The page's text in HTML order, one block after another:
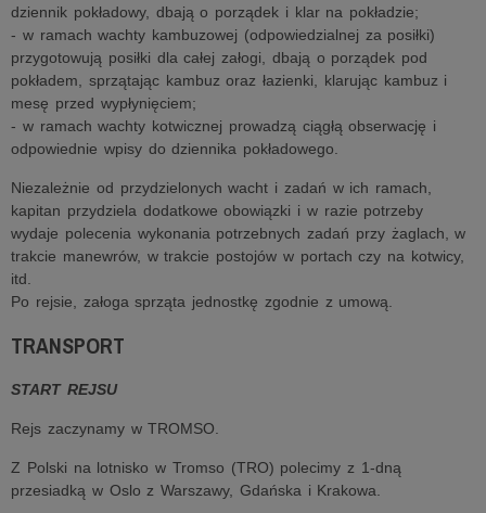
dziennik pokładowy, dbają o porządek i klar na pokładzie;
- w ramach wachty kambuzowej (odpowiedzialnej za posiłki)
przygotowują posiłki dla całej załogi, dbają o porządek pod
pokładem, sprzątając kambuz oraz łazienki, klarując kambuz i
mesę przed wypłynięciem;
- w ramach wachty kotwicznej prowadzą ciągłą obserwację i
odpowiednie wpisy do dziennika pokładowego.
Niezależnie od przydzielonych wacht i zadań w ich ramach,
kapitan przydziela dodatkowe obowiązki i w razie potrzeby
wydaje polecenia wykonania potrzebnych zadań przy żaglach, w
trakcie manewrów, w trakcie postojów w portach czy na kotwicy,
itd.
Po rejsie, załoga sprząta jednostkę zgodnie z umową.
TRANSPORT
START REJSU
Rejs zaczynamy w TROMSO.
Z Polski na lotnisko w Tromso (TRO) polecimy z 1-dną
przesiadką w Oslo z Warszawy, Gdańska i Krakowa.